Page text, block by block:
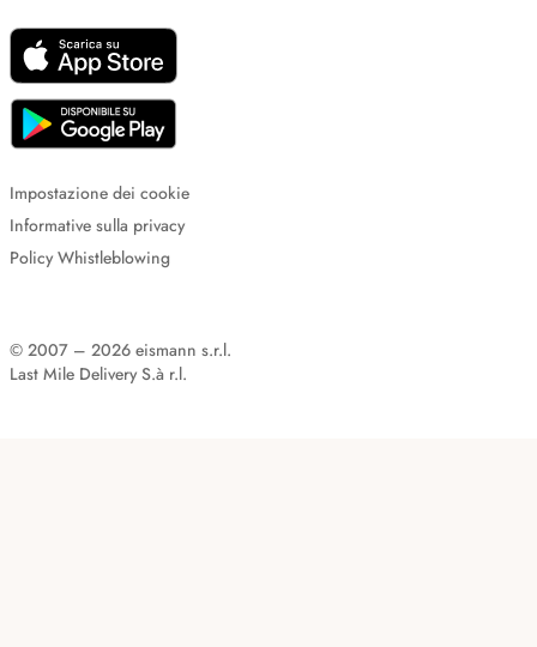
Impostazione dei cookie
Informative sulla privacy
Policy Whistleblowing
© 2007 – 2026 eismann s.r.l.
Last Mile Delivery S.à r.l.